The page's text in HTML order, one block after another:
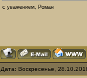
с уважением, Роман
Дата: Воскресенье,